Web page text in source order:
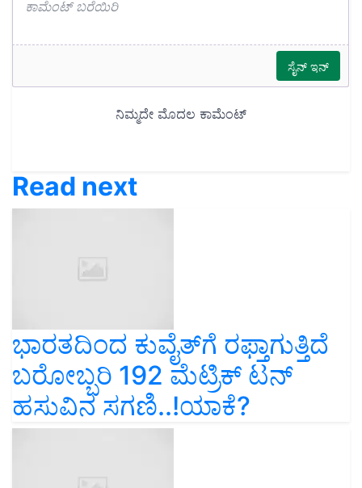
Read next
ಭಾರತದಿಂದ ಕುವೈತ್‌ಗೆ ರಫ್ತಾಗುತ್ತಿದೆ
ಬರೋಬ್ಬರಿ 192 ಮೆಟ್ರಿಕ್‌ ಟನ್‌
ಹಸುವಿನ ಸಗಣಿ..!ಯಾಕೆ?